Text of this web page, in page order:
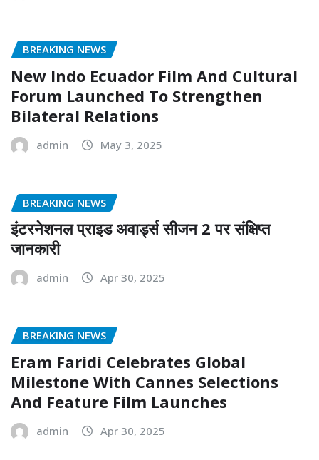
BREAKING NEWS
New Indo Ecuador Film And Cultural
Forum Launched To Strengthen
Bilateral Relations
admin May 3, 2025
BREAKING NEWS
इंटरनेशनल प्राइड अवार्ड्स सीजन 2 पर संक्षिप्त
जानकारी
admin Apr 30, 2025
BREAKING NEWS
Eram Faridi Celebrates Global
Milestone With Cannes Selections
And Feature Film Launches
admin Apr 30, 2025